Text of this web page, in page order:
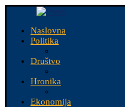
Naslovna
Politika
Društvo
Hronika
Ekonomija